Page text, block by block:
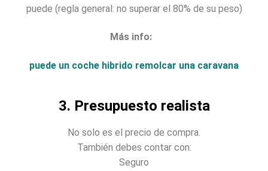
puede (regla general: no superar el 80% de su peso)
Más info:
puede un coche hibrido remolcar una caravana
3. Presupuesto realista
No solo es el precio de compra.
También debes contar con:
Seguro